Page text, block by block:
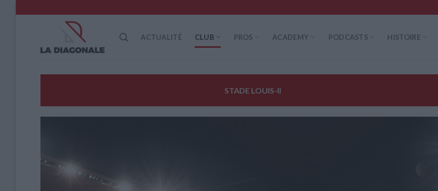
to
ACTUALITÉ CLUB PROS ACADEMY PODCASTS HISTOIRE
STADE LOUIS-II